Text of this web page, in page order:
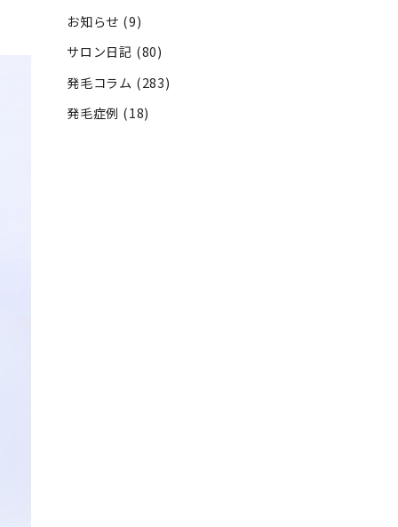
お知らせ (9)
サロン日記 (80)
発毛コラム (283)
発毛症例 (18)